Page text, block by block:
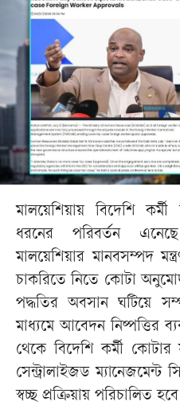
মালয়েশিয়ায় বিদেশি
ধরনের পরিবর্তন
মালয়েশিয়ার মানবসম্পদ
চাকরিতে নিতে কোটা
পদ্ধতির অবসান ঘটিয়ে
মাধ্যমে আবেদন নিষ্পত্তির
থেকে বিদেশি কর্মী
সেন্ট্রালাইজড ম্যানেজমেন্ট
স্বচ্ছ প্রক্রিয়ায় পরিচালিত